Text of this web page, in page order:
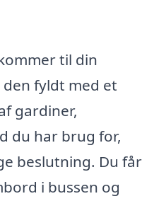
til din
fyldt med et
gardiner,
du har brug for,
beslutning. Du får
i bussen og